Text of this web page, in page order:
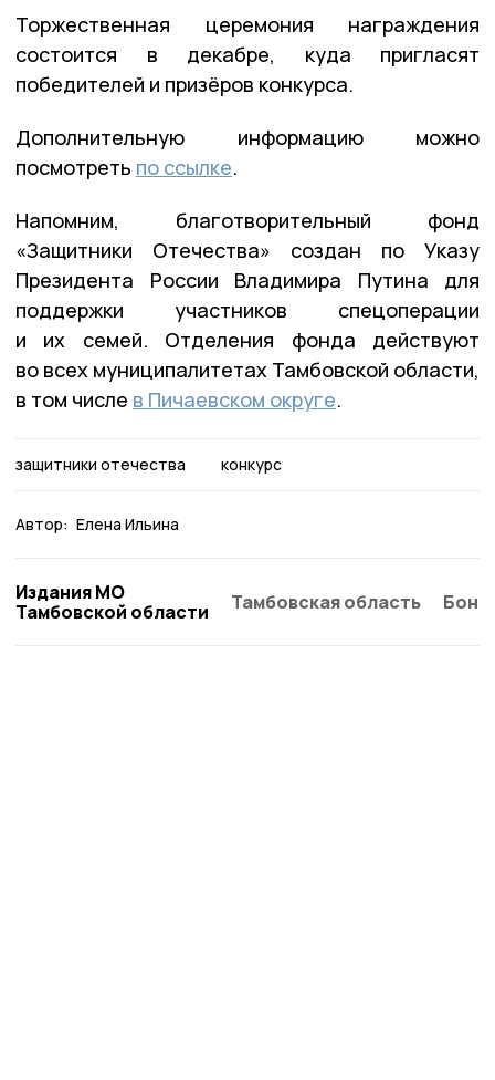
Торжественная церемония награждения
состоится в декабре, куда пригласят
победителей и призёров конкурса.
Дополнительную информацию можно
посмотреть по ссылке.
Напомним, благотворительный фонд
«Защитники Отечества» создан по Указу
Президента России Владимира Путина для
поддержки участников спецоперации
и их семей. Отделения фонда действуют
во всех муниципалитетах Тамбовской области,
в том числе в Пичаевском округе.
защитники отечества конкурс
Автор: Елена Ильина
Издания МО
Тамбовской области
Тамбовская область